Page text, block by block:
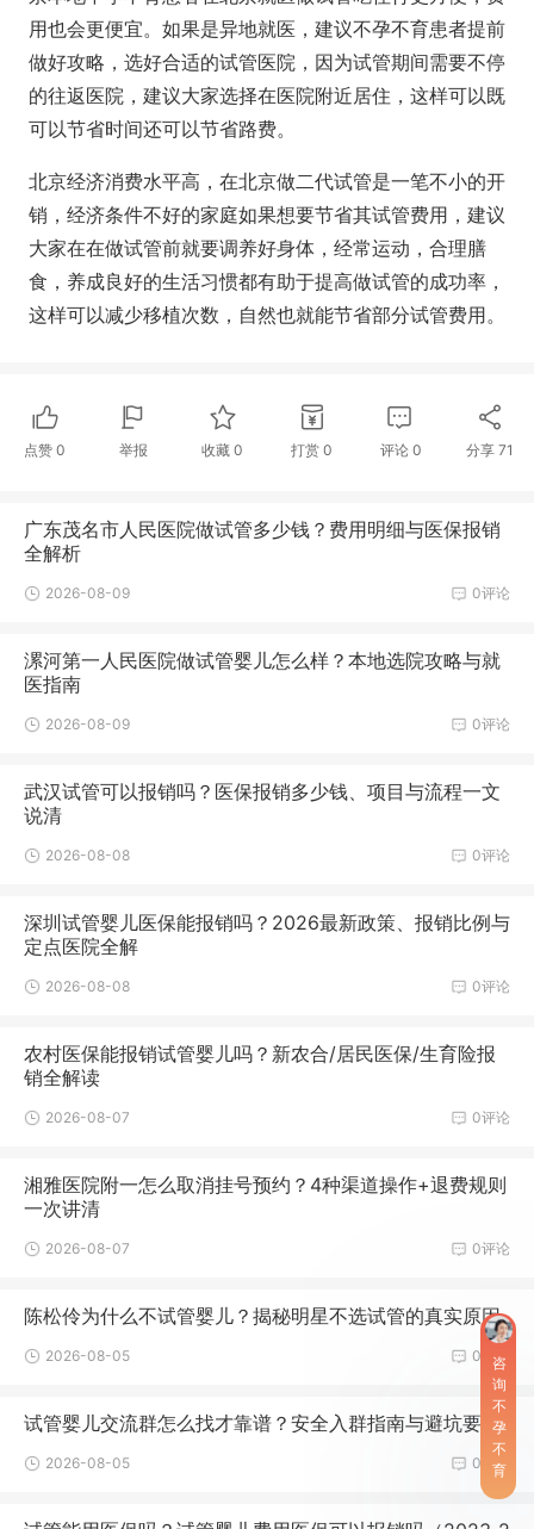
用也会更便宜。如果是异地就医，建议不孕不育患者提前
做好攻略，选好合适的试管医院，因为试管期间需要不停
的往返医院，建议大家选择在医院附近居住，这样可以既
可以节省时间还可以节省路费。
北京经济消费水平高，在北京做二代试管是一笔不小的开
销，经济条件不好的家庭如果想要节省其试管费用，建议
大家在在做试管前就要调养好身体，经常运动，合理膳
食，养成良好的生活习惯都有助于提高做试管的成功率，
这样可以减少移植次数，自然也就能节省部分试管费用。
点赞 0 举报 收藏0 打赏 0 评论 0 分享 71
广东茂名市人民医院做试管多少钱？费用明细与医保报销
全解析
0评论
2026-08-09
漯河第一人民医院做试管婴儿怎么样？本地选院攻略与就
医指南
0评论
2026-08-09
武汉试管可以报销吗？医保报销多少钱、项目与流程一文
说清
0评论
2026-08-08
深圳试管婴儿医保能报销吗？2026最新政策、报销比例与
定点医院全解
0评论
2026-08-08
农村医保能报销试管婴儿吗？新农合/居民医保/生育险报
销全解读
0评论
2026-08-07
湘雅医院附一怎么取消挂号预约？4种渠道操作+退费规则
一次讲清
0评论
2026-08-07
陈松伶为什么不试管婴儿？揭秘明星不选试管的真实原因
0评论
2026-08-05
试管婴儿交流群怎么找才靠谱？安全入群指南与避坑要点
0评论
2026-08-05
咨
询
不
孕
不
育